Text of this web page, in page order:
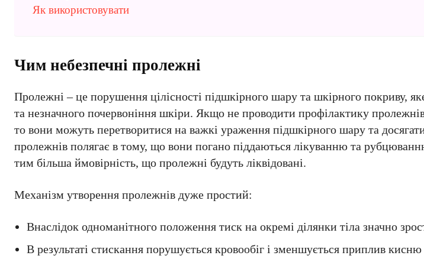
Як використовувати
Чим небезпечні пролежні
Пролежні – це порушення цілісності підшкірного шару та шкірного покриву,
та незначного почервоніння шкіри. Якщо не проводити профілактику пролежнів
то вони можуть перетворитися на важкі ураження підшкірного шару та
пролежнів полягає в тому, що вони погано піддаються лікуванню та
тим більша ймовірність, що пролежні будуть ліквідовані.
Механізм утворення пролежнів дуже простий:
Внаслідок одноманітного положення тиск на окремі ділянки тіла значно
В результаті стискання порушується кровообіг і зменшується приплив